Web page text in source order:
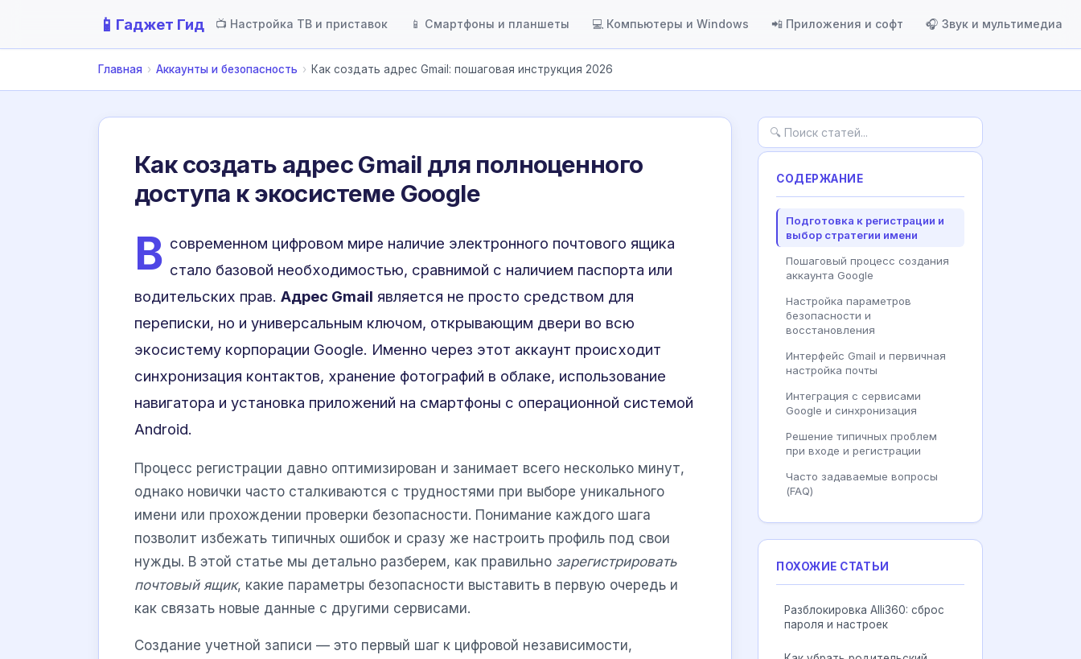
📱 Гаджет Гид 📺 Настройка ТВ и приставок 📱 Смартфоны и планшеты 💻 Компьютеры и Windows 📲 Приложения и софт 🎧 Звук и мультимедиа
Главная › Аккаунты и безопасность › Как создать адрес Gmail: пошаговая инструкция 2026
Как создать адрес Gmail для полноценного
доступа к экосистеме Google
В современном цифровом мире наличие электронного почтового ящика
стало базовой необходимостью, сравнимой с наличием паспорта или
водительских прав. Адрес Gmail является не просто средством для
переписки, но и универсальным ключом, открывающим двери во всю
экосистему корпорации Google. Именно через этот аккаунт происходит
синхронизация контактов, хранение фотографий в облаке, использование
навигатора и установка приложений на смартфоны с операционной системой
Android.
Процесс регистрации давно оптимизирован и занимает всего несколько минут,
однако новички часто сталкиваются с трудностями при выборе уникального
имени или прохождении проверки безопасности. Понимание каждого шага
позволит избежать типичных ошибок и сразу же настроить профиль под свои
нужды. В этой статье мы детально разберем, как правильно зарегистрировать
почтовый ящик, какие параметры безопасности выставить в первую очередь и
как связать новые данные с другими сервисами.
Создание учетной записи — это первый шаг к цифровой независимости,
СОДЕРЖАНИЕ
Подготовка к регистрации и
выбор стратегии имени
Пошаговый процесс создания
аккаунта Google
Настройка параметров
безопасности и
восстановления
Интерфейс Gmail и первичная
настройка почты
Интеграция с сервисами
Google и синхронизация
Решение типичных проблем
при входе и регистрации
Часто задаваемые вопросы
(FAQ)
ПОХОЖИЕ СТАТЬИ
Разблокировка Alli360: сброс
пароля и настроек